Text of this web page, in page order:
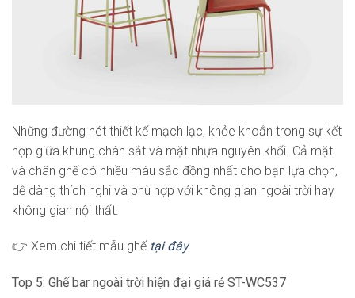
Những đường nét thiết kế mạch lạc, khỏe khoắn trong sự kết
hợp giữa khung chân sắt và mặt nhựa nguyên khối. Cả mặt
và chân ghế có nhiều màu sắc đồng nhất cho bạn lựa chọn,
dễ dàng thích nghi và phù hợp với không gian ngoài trời hay
không gian nội thất.
👉 Xem chi tiết mẫu ghế tại đây
Top 5: Ghế bar ngoài trời hiện đại giá rẻ ST-WC537